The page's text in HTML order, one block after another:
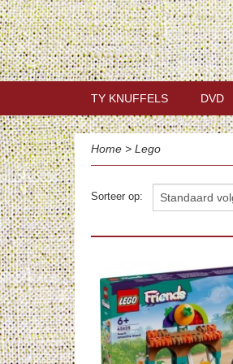
TY KNUFFELS DVD
Home > Lego
Sorteer op: